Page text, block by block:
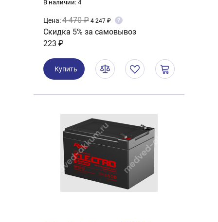
В наличии: 4
Цена:4 470 ₽ 4 247 ₽ ?
Скидка 5% за самовывоз
223 ₽
Купить